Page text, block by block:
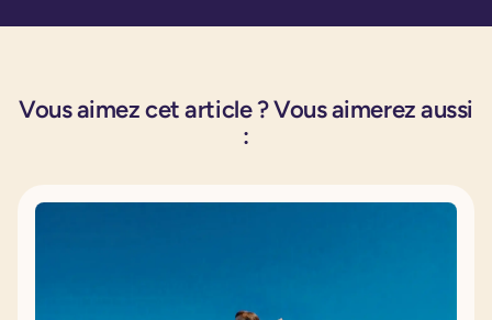
Vous aimez cet article ? Vous aimerez aussi
: